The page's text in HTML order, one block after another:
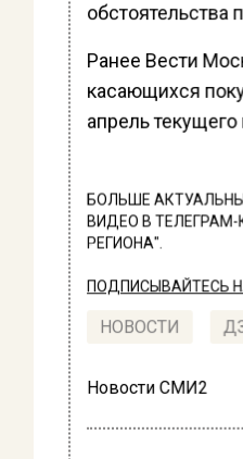
обстоятельства
Ранее Вести
касающихся
апрель
БОЛЬШЕ
ВИДЕО В
РЕГИОНА".
ПОДПИСЫВАЙТЕСЬ
НОВОСТИ
Новости СМИ2